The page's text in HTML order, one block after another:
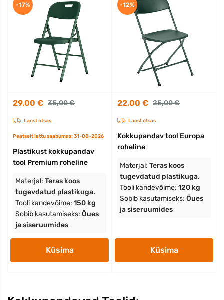
29,00 € 35,00 €
Laost otsas
Peatselt lattu saabumas: 31-08-2026
Plastikust kokkupandav
tool Premium roheline
Materjal: Teras koos
tugevdatud plastikuga.
Tooli kandevõime: 150 kg
Sobib kasutamiseks: Õues
ja siseruumides
Küsima
-17%
22,00 € 25,00 €
Laost otsas
Kokkupandav tool Europa
roheline
Materjal: Teras koos
tugevdatud plastikuga.
Tooli kandevõime: 120 kg
Sobib kasutamiseks: Õues
ja siseruumides
Küsima
-12%